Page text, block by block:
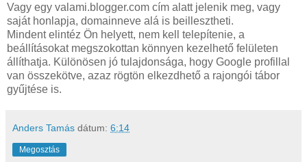
Vagy egy valami.blogger.com cím alatt jelenik meg, vagy
saját honlapja, domainneve alá is beillesztheti.
Mindent elintéz Ön helyett, nem kell telepítenie, a
beállításokat megszokottan könnyen kezelhető felületen
állíthatja. Különösen jó tulajdonsága, hogy Google profillal
van összekötve, azaz rögtön elkezdhető a rajongói tábor
gyűjtése is.
Anders Tamás dátum: 6:14
Megosztás